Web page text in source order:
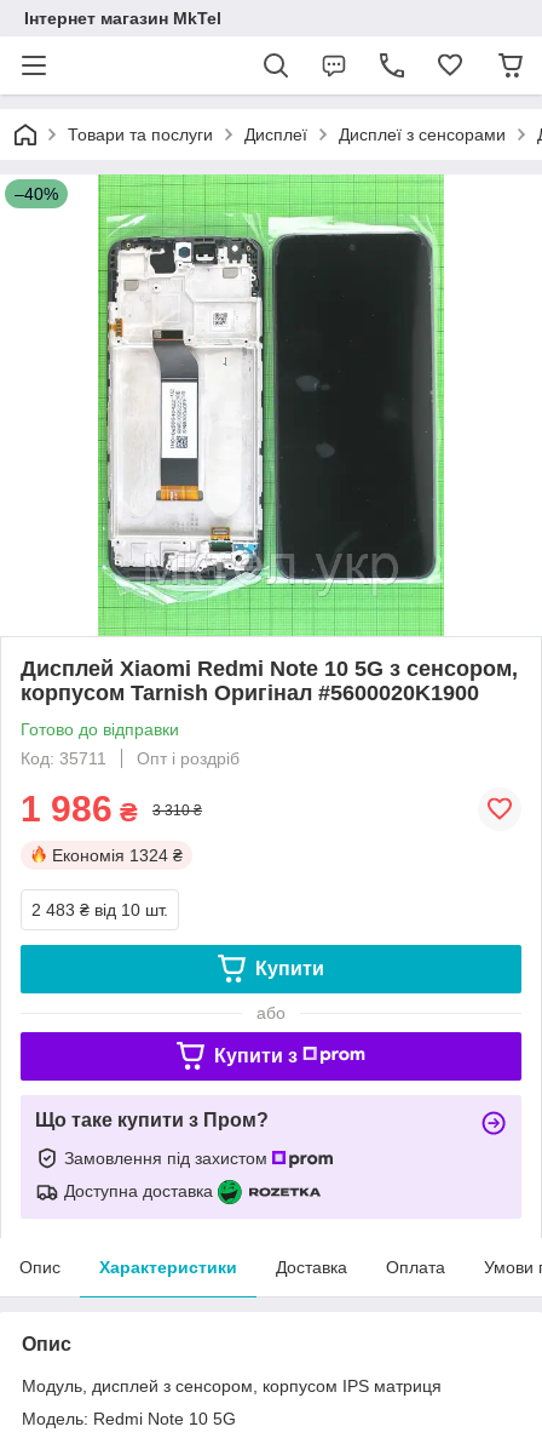
Інтернет магазин MkTel
Товари та послуги Дисплеї Дисплеї з сенсорами
–40%
Дисплей Xiaomi Redmi Note 10 5G з сенсором,
корпусом Tarnish Оригінал #5600020K1900
Готово до відправки
Код: 35711
Опт і роздріб
1 986 ₴ 3 310 ₴
Економія 1324 ₴
2 483 ₴ від 10 шт.
Купити
або
Купити з
Що таке купити з Пром?
Замовлення під захистом
Доступна доставка
Опис Характеристики Доставка Оплата Умови
Опис
Модуль, дисплей з сенсором, корпусом IPS матриця
Модель: Redmi Note 10 5G